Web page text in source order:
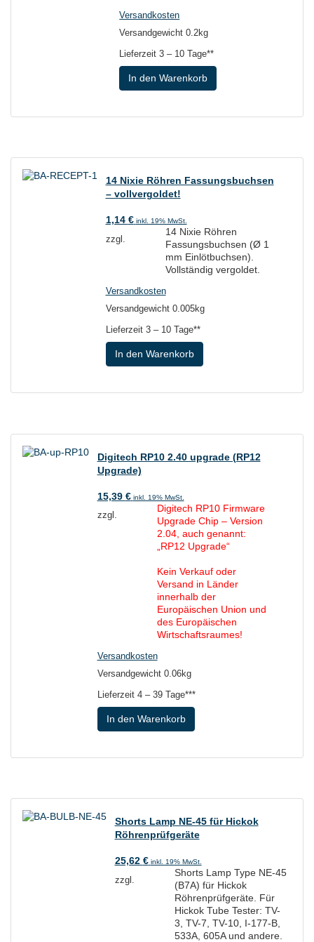
Versandkosten
Versandgewicht 0.2kg
Lieferzeit3 – 10 Tage**
In den Warenkorb
14 Nixie Röhren Fassungsbuchsen
– vollvergoldet!
1,14 € inkl. 19% MwSt.
14 Nixie Röhren
Fassungsbuchsen (Ø 1
mm Einlötbuchsen).
Vollständig vergoldet.
zzgl.
Versandkosten
Versandgewicht 0.005kg
Lieferzeit 3 – 10 Tage**
In den Warenkorb
Digitech RP10 2.40 upgrade (RP12
Upgrade)
15,39 € inkl. 19% MwSt.
Digitech RP10 Firmware
Upgrade Chip – Version
2.04, auch genannt:
„RP12 Upgrade“
Kein Verkauf oder
Versand in Länder
innerhalb der
Europäischen Union und
des Europäischen
Wirtschaftsraumes!
zzgl.
Versandkosten
Versandgewicht 0.06kg
Lieferzeit 4 – 39 Tage***
In den Warenkorb
Shorts Lamp NE-45 für Hickok
Röhrenprüfgeräte
25,62 € inkl. 19% MwSt.
Shorts Lamp Type NE-45
(B7A) für Hickok
Röhrenprüfgeräte. Für
Hickok Tube Tester: TV-
3, TV-7, TV-10, I-177-B,
533A, 605A und andere.
zzgl.